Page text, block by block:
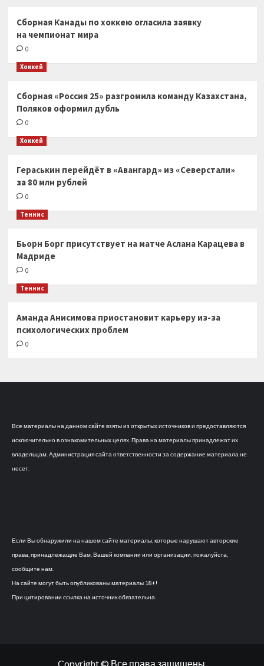
Сборная Канады по хоккею огласила заявку
на чемпионат мира
0
Хоккей
Сборная «Россия 25» разгромила команду Казахстана,
Поляков оформил дубль
0
Хоккей
Гераськин перейдёт в «Авангард» из «Северстали»
за 80 млн рублей
0
Теннис
Бьорн Борг присутствует на матче Аслана Карацева в
Мадриде
0
Теннис
Аманда Анисимова приостановит карьеру из-за
психологических проблем
0
Все материалы на данном сайте взяты из открытых источников и предоставляются
исключительно в ознакомительных целях. Права на материалы принадлежат их
владельцам. Администрация сайта ответственности за содержание материала не
несет.
Если Вы обнаружили на нашем сайте материалы, которые нарушают авторские
права, принадлежащие Вам, Вашей компании или организации, пожалуйста,
сообщите нам.
На сайте могут быть опубликованы материалы 18+!
При цитировании ссылка на источник обязательна.
Copyright © Все права защищены.